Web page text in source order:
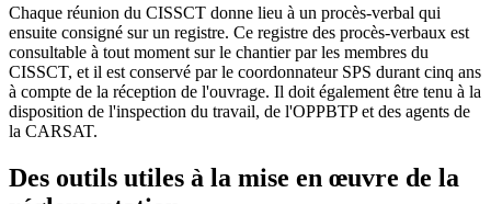
Chaque réunion du CISSCT donne lieu à un procès-verbal qui
ensuite consigné sur un registre. Ce registre des procès-verbaux est
consultable à tout moment sur le chantier par les membres du
CISSCT, et il est conservé par le coordonnateur SPS durant cinq ans
à compte de la réception de l'ouvrage. Il doit également être tenu à la
disposition de l'inspection du travail, de l'OPPBTP et des agents de
la CARSAT.
Des outils utiles à la mise en œuvre de la